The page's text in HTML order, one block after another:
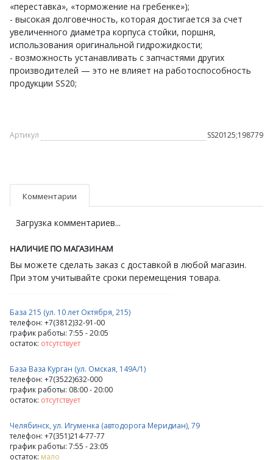
«переставка», «торможение на гребенке»);
- высокая долговечность, которая достигается за счет
увеличенного диаметра корпуса стойки, поршня,
использования оригинальной гидрожидкости;
- возможность устанавливать с запчастями других
производителей — это не влияет на работоспособность
продукции SS20;
Артикул SS20125;198779
Комментарии
Загрузка комментариев...
НАЛИЧИЕ ПО МАГАЗИНАМ
Вы можете сделать заказ с доставкой в любой магазин.
При этом учитывайте сроки перемещения товара.
База 215 (ул. 10 лет Октября, 215)
телефон: +7(3812)32-91-00
график работы: 7:55 - 20:05
остаток: отсутствует
База Ваза Курган (ул. Омская, 149А/1)
телефон: +7(3522)632-000
график работы: 08:00 - 20:00
остаток: отсутствует
Челябинск, ул. Игуменка (автодорога Меридиан), 79
телефон: +7(351)214-77-77
график работы: 7:55 - 23:05
остаток: мало